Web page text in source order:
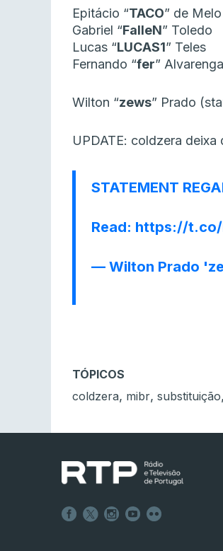
Epitácio “TACO” de Melo
Gabriel “FalleN” Toledo
Lucas “LUCAS1” Teles
Fernando “fer” Alvarenga
Wilton “zews” Prado
UPDATE: coldzera
STATEMENT
Read: https://t.co/
— Wilton Prado
TÓPICOS
coldzera, mibr, substituição,